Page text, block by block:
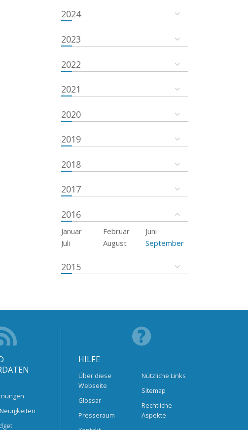
2024
2023
2022
2021
2020
2019
2018
2017
2016
Januar Februar
Juni
Juli
August September
2015
HILFE
Über diese
Webseite
Glossar
Presseraum
Nützliche Links
Sitemap
Rechtliche
Aspekte